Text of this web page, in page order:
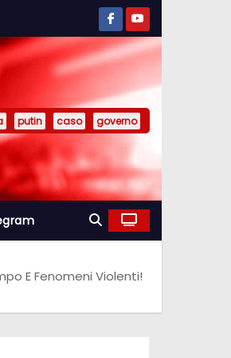
putin caso governo
E Fenomeni Violenti!